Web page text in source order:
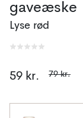
gaveæske
Lyse rød
59 kr. 79 kr.